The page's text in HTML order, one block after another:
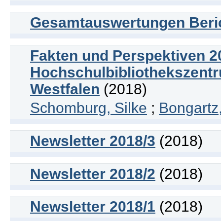
Gesamtauswertungen
Fakten und Perspektiven
Westfalen (2018)
Schomburg, Silke ;
Newsletter 2018/3 (2018)
Newsletter 2018/2 (2018)
Newsletter 2018/1 (2018)